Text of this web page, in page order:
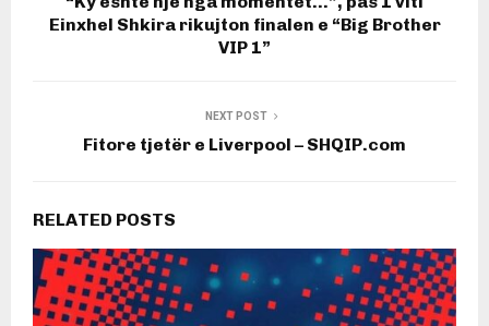
Einxhel Shkira rikujton finalen e “Big Brother
VIP 1”
NEXT POST
Fitore tjetër e Liverpool – SHQIP.com
RELATED POSTS